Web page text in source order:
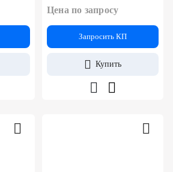
Цена по запросу
Запросить КП
Купить